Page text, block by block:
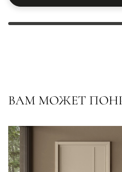
ВАМ МОЖЕТ